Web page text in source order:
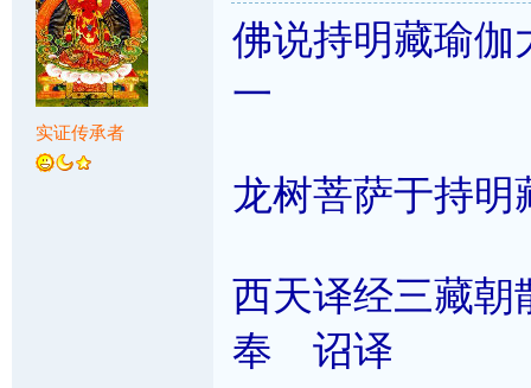
实证传承者
佛说持明藏瑜伽
一
龙树菩萨于持明
西天译经三藏朝
奉 诏译